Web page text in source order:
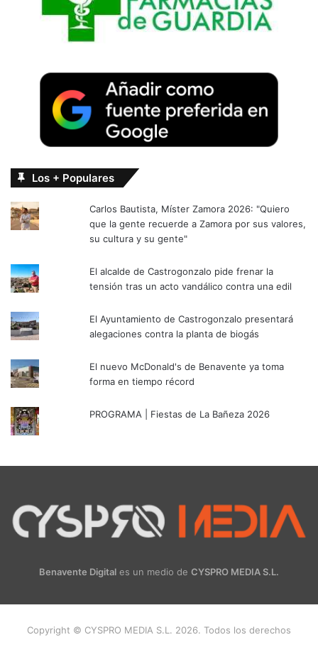
Los + Populares
Carlos Bautista, Míster Zamora 2026: "Quiero
que la gente recuerde a Zamora por sus valores,
su cultura y su gente"
El alcalde de Castrogonzalo pide frenar la
tensión tras un acto vandálico contra una edil
El Ayuntamiento de Castrogonzalo presentará
alegaciones contra la planta de biogás
El nuevo McDonald's de Benavente ya toma
forma en tiempo récord
PROGRAMA | Fiestas de La Bañeza 2026
Benavente Digital es un medio de CYSPRO MEDIA S.L.
Copyright © CYSPRO MEDIA S.L. 2026. Todos los derechos